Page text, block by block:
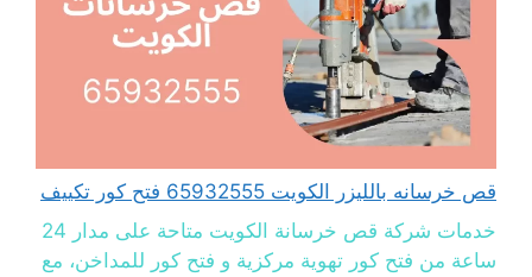
قص خرسانه بالليزر الكويت 65932555 فتح كور تكييف
خدمات شركة قص خرسانة الكويت متاحة على مدار 24
ساعة من فتح كور تهوية مركزية و فتح كور للمداخن، مع